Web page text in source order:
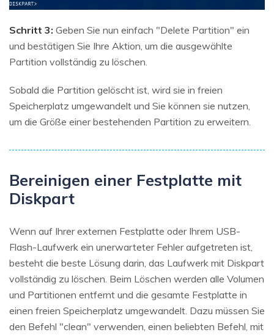
Schritt 3: Geben Sie nun einfach "Delete Partition" ein
und bestätigen Sie Ihre Aktion, um die ausgewählte
Partition vollständig zu löschen.
Sobald die Partition gelöscht ist, wird sie in freien
Speicherplatz umgewandelt und Sie können sie nutzen,
um die Größe einer bestehenden Partition zu erweitern.
Bereinigen einer Festplatte mit
Diskpart
Wenn auf Ihrer externen Festplatte oder Ihrem USB-
Flash-Laufwerk ein unerwarteter Fehler aufgetreten ist,
besteht die beste Lösung darin, das Laufwerk mit Diskpart
vollständig zu löschen. Beim Löschen werden alle Volumen
und Partitionen entfernt und die gesamte Festplatte in
einen freien Speicherplatz umgewandelt. Dazu müssen Sie
den Befehl "clean" verwenden, einen beliebten Befehl, mit